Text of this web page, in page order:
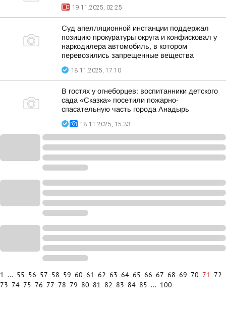
19.11.2025, 02:25
Суд апелляционной инстанции поддержал
позицию прокуратуры округа и конфисковал у
наркодилера автомобиль, в котором
перевозились запрещенные вещества
18.11.2025, 17:10
В гостях у огнеборцев: воспитанники детского
сада «Сказка» посетили пожарно-
спасательную часть города Анадырь
18.11.2025, 15:33
1 ... 55 56 57 58 59 60 61 62 63 64 65 66 67 68 69 70 71 72
73 74 75 76 77 78 79 80 81 82 83 84 85 ... 100